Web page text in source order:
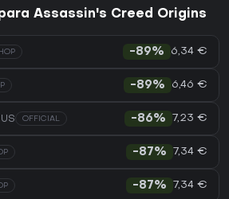
Assassin's Creed Origins
-89% 6,34 €
-89% 6,46 €
OFFICIAL -86% 7,23 €
-87% 7,34 €
-87% 7,34 €